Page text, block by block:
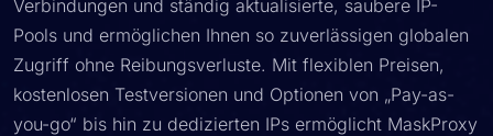
Verbindungen und ständig aktualisierte, saubere IP-
Pools und ermöglichen Ihnen so zuverlässigen globalen
Zugriff ohne Reibungsverluste. Mit flexiblen Preisen,
kostenlosen Testversionen und Optionen von „Pay-as-
you-go“ bis hin zu dedizierten IPs ermöglicht MaskProxy